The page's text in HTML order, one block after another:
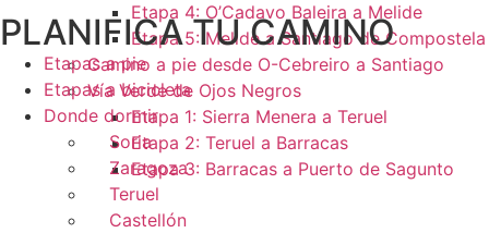
Etapa 4: O’Cadavo Baleira a Melide
Etapa 5: Melide a Santiago de Compostela
Camino a pie desde O-Cebreiro a Santiago
Vía Verde de Ojos Negros
Etapa 1: Sierra Menera a Teruel
Etapa 2: Teruel a Barracas
Etapa 3: Barracas a Puerto de Sagunto
PLANIFICA TU CAMINO
Etapas a pie
Etapas a bicicleta
Donde dormir
Soria
Zaragoza
Teruel
Castellón